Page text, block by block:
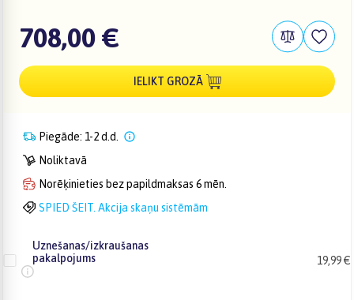
708,00 €
IELIKT GROZĀ
Piegāde: 1-2 d.d.
Noliktavā
Norēķinieties bez papildmaksas 6 mēn.
SPIED ŠEIT. Akcija skaņu sistēmām
Uznešanas/izkraušanas
pakalpojums
19,99 €